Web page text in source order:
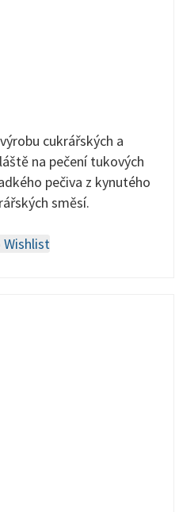
cukrářských a
na pečení tukových
pečiva z kynutého
směsí.